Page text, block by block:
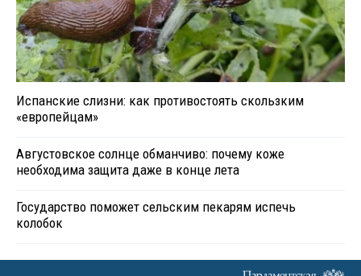
Испанские слизни: как противостоять скользким
«европейцам»
Августовское солнце обманчиво: почему коже
необходима защита даже в конце лета
Государство поможет сельским пекарям испечь
колобок